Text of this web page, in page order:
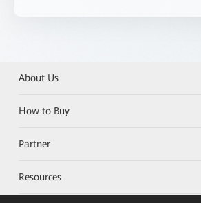
About Us
How to Buy
Partner
Resources